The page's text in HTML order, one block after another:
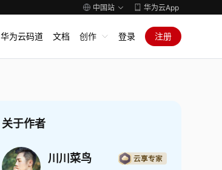
中国站 华为云App
华为云码道 文档 创作 登录 注册
关于作者
川川菜鸟